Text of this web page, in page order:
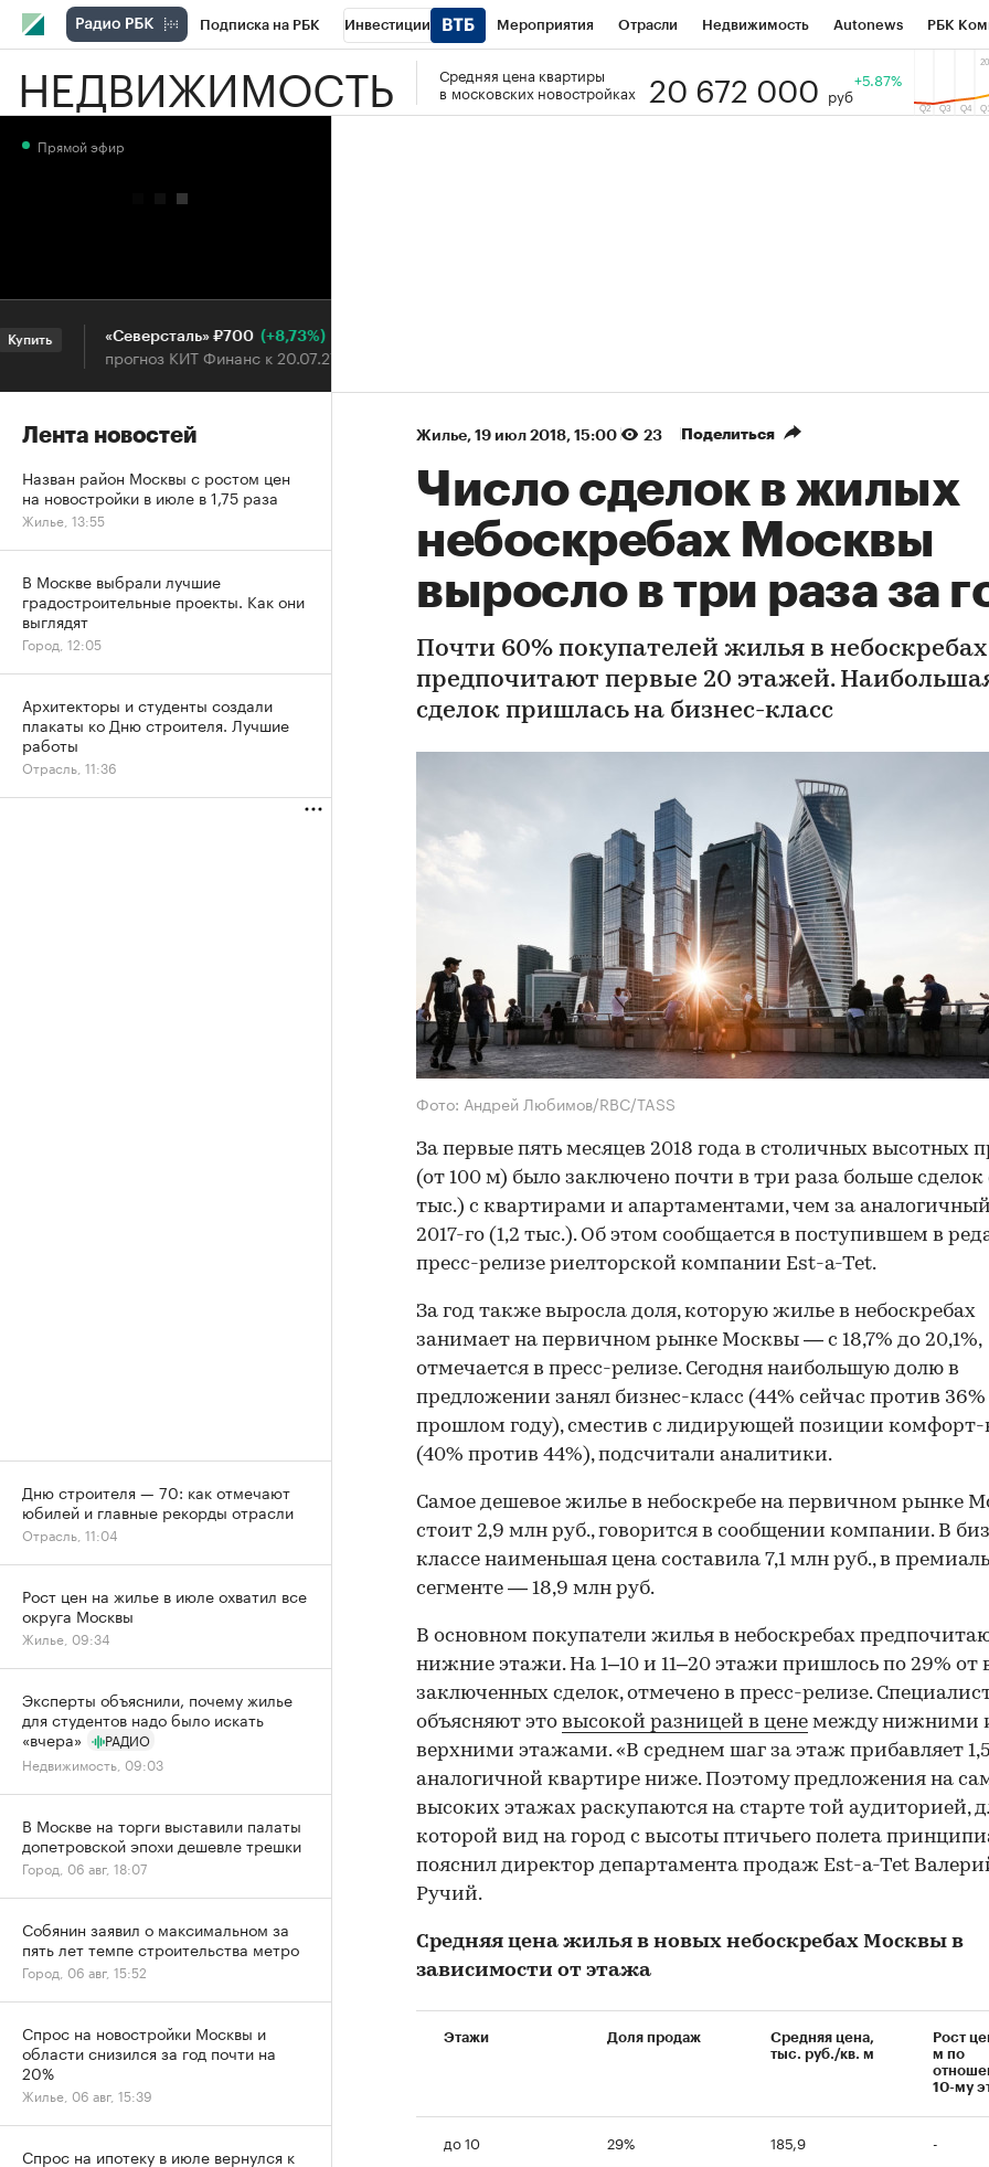
Подписка на РБК Инвестиции Мероприятия Отрасли Недвижимость Autonews РБК
РБК Вино Спорт Школа управления РБК РБК Образование Тренды
НЕДВИЖИМОСТЬ
Средняя цена квартиры
в московских новостройках
20 672 000 руб
+5.87%
Жилье⁠, 19 июл 2018, 15:00 23 Поделиться
Число сделок в жилых
небоскребах Москвы
выросло в три раза за
Почти 60% покупателей жилья в небоскребах
предпочитают первые 20 этажей.
сделок пришлась на бизнес-класс
Фото: Андрей Любимов/RBC/TASS
За первые пять месяцев 2018 года в столичных высотных
(от 100 м) было заключено почти в три раза больше сделок
тыс.) с квартирами и апартаментами, чем за
2017-го (1,2 тыс.). Об этом сообщается в поступившем в
пресс-релизе риелторской компании Est-a-Tet.
За год также выросла доля, которую жилье в небоскребах
занимает на первичном рынке Москвы — с 18,7% до 20,1%,
отмечается в пресс-релизе. Сегодня наибольшую долю в
предложении занял бизнес-класс (44% сейчас против 36%
прошлом году), сместив с лидирующей позиции комфорт-
(40% против 44%), подсчитали аналитики.
Самое дешевое жилье в небоскребе на первичном рынке
стоит 2,9 млн руб., говорится в сообщении компании. В
классе наименьшая цена составила 7,1 млн руб., в
сегменте — 18,9 млн руб.
В основном покупатели жилья в небоскребах
нижние этажи. На 1–10 и 11–20 этажи пришлось по 29% от
заключенных сделок, отмечено в пресс-релизе.
объясняют это высокой разницей в цене между нижними
верхними этажами. «В среднем шаг за этаж прибавляет
аналогичной квартире ниже. Поэтому предложения на
высоких этажах раскупаются на старте той аудиторией,
которой вид на город с высоты птичьего полета
пояснил директор департамента продаж Est-a-Tet
Ручий.
Средняя цена жилья в новых небоскребах Москвы в
зависимости от этажа
Этажи Доля продаж
Средняя цена,
тыс. руб./кв. м
Рост
м по
10-му
до 10 29% 185,9 -
Прямой эфир
«Северсталь» ₽700 (+8,73%)
прогноз КИТ Финанс к 20.07.27
Лента новостей
Назван район Москвы с ростом цен
на новостройки в июле в 1,75 раза
Жилье, 13:55
В Москве выбрали лучшие
градостроительные проекты. Как они
выглядят
Город, 12:05
Архитекторы и студенты создали
плакаты ко Дню строителя. Лучшие
работы
Отрасль, 11:36
Дню строителя — 70: как отмечают
юбилей и главные рекорды отрасли
Отрасль, 11:04
Рост цен на жилье в июле охватил все
округа Москвы
Жилье, 09:34
Эксперты объяснили, почему жилье
для студентов надо было искать
«вчера»
РАДИО
Недвижимость, 09:03
В Москве на торги выставили палаты
допетровской эпохи дешевле трешки
Город, 06 авг, 18:07
Собянин заявил о максимальном за
пять лет темпе строительства метро
Город, 06 авг, 15:52
Спрос на новостройки Москвы и
области снизился за год почти на
20%
Жилье, 06 авг, 15:39
Спрос на ипотеку в июле вернулся к